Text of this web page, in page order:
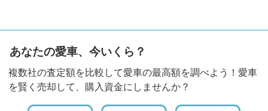
あなたの愛車、今いくら？
複数社の査定額を比較して愛車の最高額を調べよう！愛車
を賢く売却して、購入資金にしませんか？